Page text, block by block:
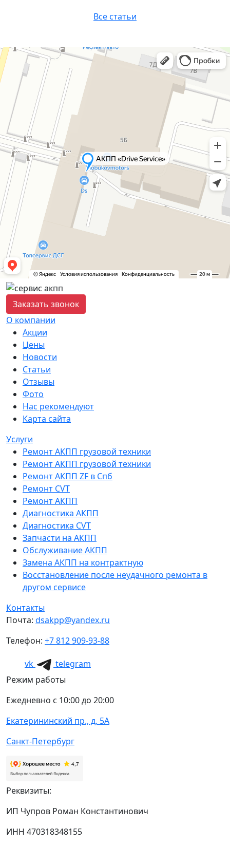
Все статьи
Заказать звонок
О компании
Акции
Цены
Новости
Статьи
Отзывы
Фото
Нас рекомендуют
Карта сайта
Услуги
Ремонт АКПП грузовой техники
Ремонт АКПП грузовой техники
Ремонт АКПП ZF в Спб
Ремонт CVT
Ремонт AКПП
Диагностика АКПП
Диагностика CVT
Запчасти на АКПП
Обслуживание АКПП
Замена АКПП на контрактную
Восстановление после неудачного ремонта в
другом сервисе
Контакты
Почта: dsakpp@yandex.ru
Телефон: +7 812 909-93-88
vk
telegram
Режим работы
Ежедневно с 10:00 до 20:00
Екатерининский пр., д. 5А
Санкт-Петербург
Реквизиты:
ИП Чупров Роман Константинович
ИНН 470318348155